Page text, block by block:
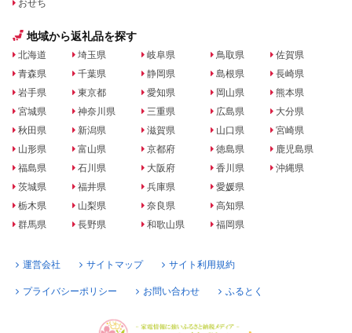
おせち
地域から返礼品を探す
北海道
青森県
岩手県
宮城県
秋田県
山形県
福島県
茨城県
栃木県
群馬県
埼玉県
千葉県
東京都
神奈川県
新潟県
富山県
石川県
福井県
山梨県
長野県
岐阜県
静岡県
愛知県
三重県
滋賀県
京都府
大阪府
兵庫県
奈良県
和歌山県
鳥取県
島根県
岡山県
広島県
山口県
徳島県
香川県
愛媛県
高知県
福岡県
佐賀県
長崎県
熊本県
大分県
宮崎県
鹿児島県
沖縄県
運営会社 サイトマップ サイト利用規約
プライバシーポリシー お問い合わせ ふるとく